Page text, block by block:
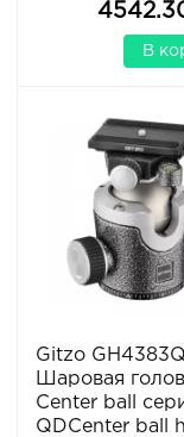
В
Gitzo
Шаровая
Center ball
QDCenter ball